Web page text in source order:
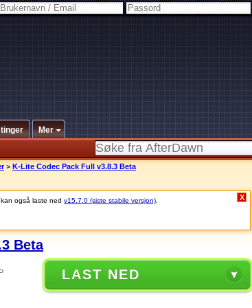
Mer
> K-Lite Codec Pack Full v3.8.3 Beta
også laste ned v15.7.0 (siste stabile versjon) X
Beta
LAST NED